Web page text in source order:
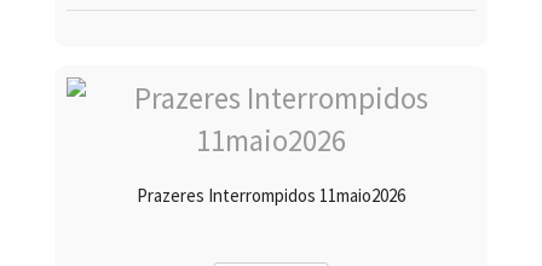
Prazeres Interrompidos 11maio2026